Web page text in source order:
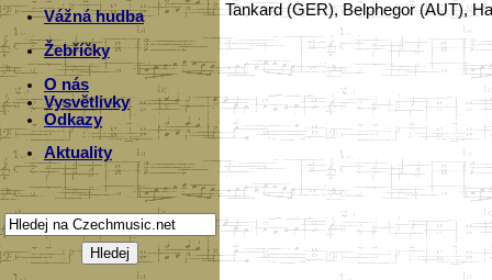
Vážná hudba
Žebříčky
O nás
Vysvětlivky
Odkazy
Aktuality
Tankard (GER), Belphegor (AUT),